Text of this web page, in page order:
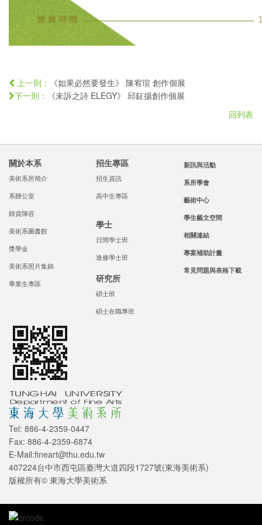
上一則： 《如果必然要發生》 陳宥瑄 創作個展
下一則：
《未訴之詩 ELEGY》 邱鉦揚創作個展
回列表
關於本系
美術系所簡介
系辦公室
師資陣容
美術系圖書館
獎學金
美術系照片集錦
畢業生專區
招生專區
招生資訊
高中生專區
學士
日間學士班
進修學士班
研究所
碩士班
碩士在職專班
新訊與活動
系所學會
藝術中心
學生藝文空間
相關連結
專案補助計畫
常見問題與表格下載
Tel: 886-4-2359-0447
Fax: 886-4-2359-6874
E-Mail:fineart@thu.edu.tw
407224台中市西屯區臺灣大道四段1727號(東海美術系)
版權所有© 東海大學美術系